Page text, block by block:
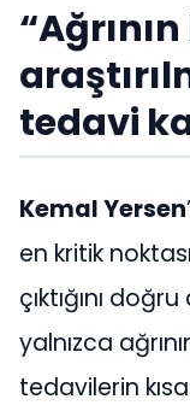
tedavi
Kemal Yersen
en kritik
çıktığını
yalnızca
tedavilerin